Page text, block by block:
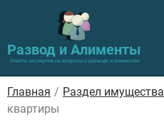
Развод и Алименты
Ответы экспертов на вопросы о разводе и алиментах
Главная / Раздел имущества
квартиры